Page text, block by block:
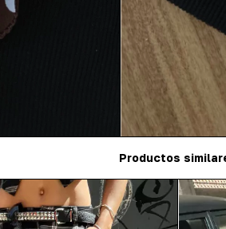
Productos